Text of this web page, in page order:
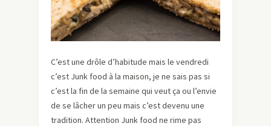
C’est une drôle d’habitude mais le vendredi
c’est Junk food à la maison, je ne sais pas si
c’est la fin de la semaine qui veut ça ou l’envie
de se lâcher un peu mais c’est devenu une
tradition. Attention Junk food ne rime pas